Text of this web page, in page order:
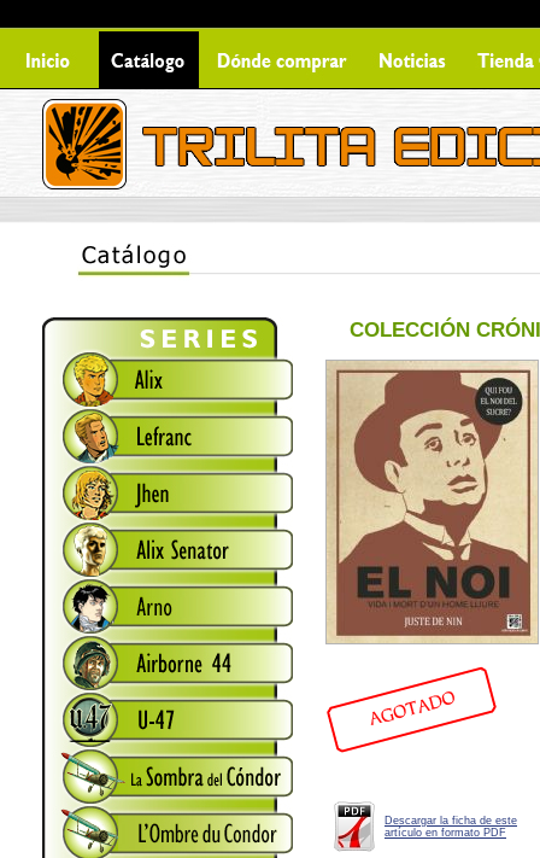
COLECCIÓN
Descargar la ficha de este
artículo en formato PDF